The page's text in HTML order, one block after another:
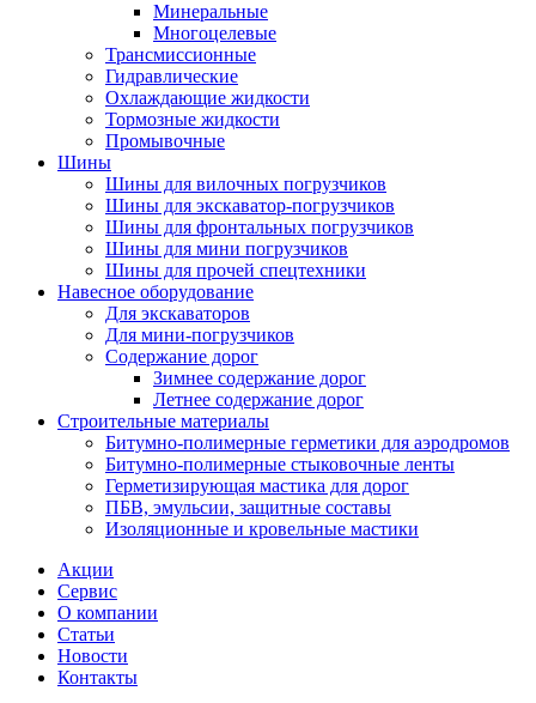
Минеральные
Многоцелевые
Трансмиссионные
Гидравлические
Охлаждающие жидкости
Тормозные жидкости
Промывочные
Шины
Шины для вилочных погрузчиков
Шины для экскаватор-погрузчиков
Шины для фронтальных погрузчиков
Шины для мини погрузчиков
Шины для прочей спецтехники
Навесное оборудование
Для экскаваторов
Для мини-погрузчиков
Содержание дорог
Зимнее содержание дорог
Летнее содержание дорог
Строительные материалы
Битумно-полимерные герметики для аэродромов
Битумно-полимерные стыковочные ленты
Герметизирующая мастика для дорог
ПБВ, эмульсии, защитные составы
Изоляционные и кровельные мастики
Акции
Сервис
О компании
Статьи
Новости
Контакты